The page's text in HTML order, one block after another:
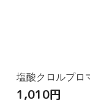
塩酸クロルプロ
1,010円